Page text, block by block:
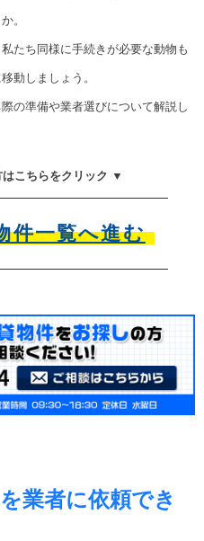
。
たち同様に手続きが必要な動物も
動しましょう。
の準備や業者選びについて解説し
こちらをクリック ▼
件一覧へ進む
業者に依頼でき